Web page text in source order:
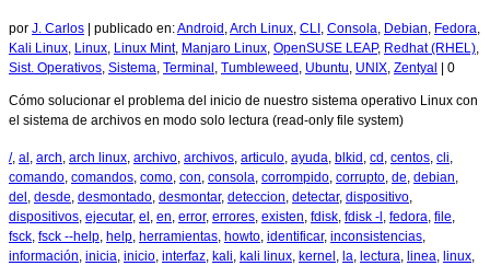
por J. Carlos publicado en:Android ,Arch Linux, CLI , Consola, Debian, Fedora,
Kali Linux, Linux, Linux Mint, Manjaro Linux, OpenSUSE LEAP, Redhat (RHEL),
Sist. Operativos, Sistema, Terminal , Tumbleweed , Ubuntu, UNIX, Zentyal 0
Cómo solucionar el problema del inicio de nuestro sistema operativo Linux con
el sistema de archivos en modo solo lectura (read-only file system)
/, al , arch, arch linux, archivo, archivos, articulo, ayuda, blkid , cd , centos, cli,
comando, comandos, como, con, consola, corrompido, corrupto, de, debian,
del , desde, desmontado, desmontar, deteccion, detectar, dispositivo,
dispositivos, ejecutar, el , en, error, errores, existen, fdisk, fdisk -l , fedora, file,
fsck, fsck --help, help, herramientas, howto, identificar, inconsistencias,
información, inicia, inicio, interfaz, kali, kali linux, kernel , la, lectura, linea, linux,